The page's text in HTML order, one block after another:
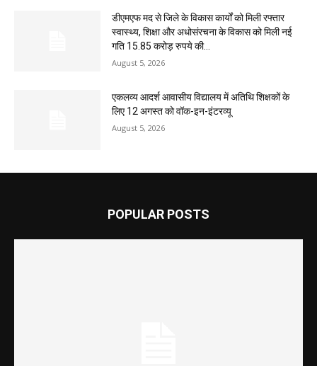
डीएमएफ मद से जिले के विकास कार्यों को मिली रफ्तार
स्वास्थ्य, शिक्षा और अधोसंरचना के विकास को मिली नई
गति 15.85 करोड़ रुपये की...
August 5, 2026
एकलव्य आदर्श आवासीय विद्यालय में अतिथि शिक्षकों के
लिए 12 अगस्त को वॉक-इन-इंटरव्यू
August 5, 2026
POPULAR POSTS